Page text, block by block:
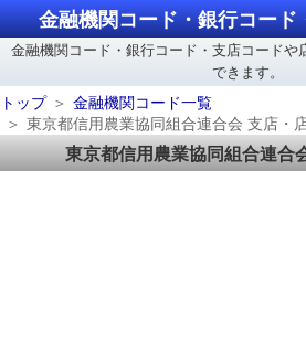
金融機関コード・銀行コード
金融機関コード・銀行コード・支店コードや
できます。
トップ
金融機関コード一覧
東京都信用農業協同組合連合会 支店・
東京都信用農業協同組合連合